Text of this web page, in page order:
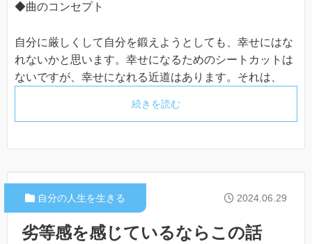
◆曲のコンセプト
自分に厳しくして自分を鍛えようとしても、幸せにはな
れないかと思います。幸せになるためのシートカットは
ないですが、幸せになれる近道はあります。それは、
続きを読む
2024.06.29
自分の人生を生きる
劣等感を感じているならこの話